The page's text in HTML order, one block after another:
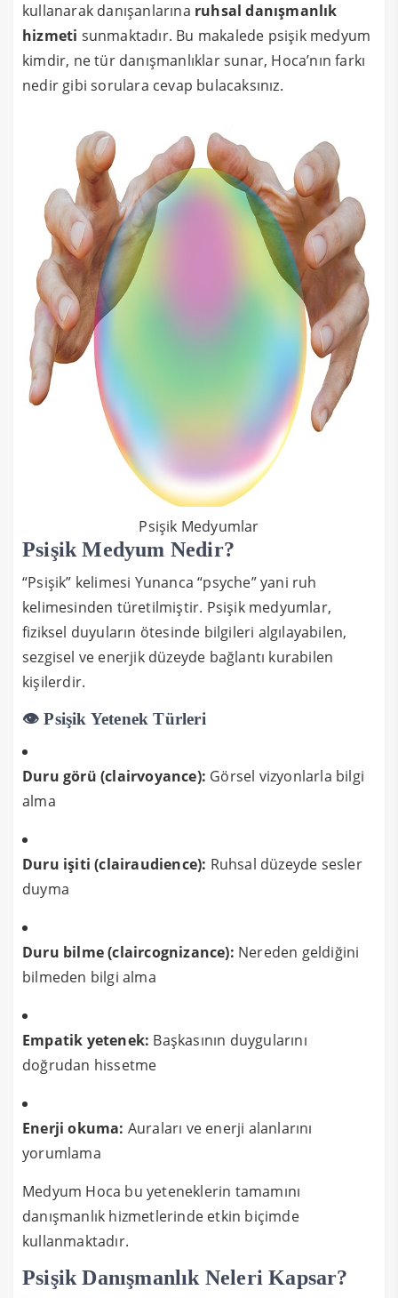
kullanarak danışanlarına ruhsal danışmanlık
hizmeti sunmaktadır. Bu makalede psişik medyum
kimdir, ne tür danışmanlıklar sunar, Hoca’nın farkı
nedir gibi sorulara cevap bulacaksınız.
Psişik Medyumlar
Psişik Medyum Nedir?
“Psişik” kelimesi Yunanca “psyche” yani ruh
kelimesinden türetilmiştir. Psişik medyumlar,
fiziksel duyuların ötesinde bilgileri algılayabilen,
sezgisel ve enerjik düzeyde bağlantı kurabilen
kişilerdir.
👁️ Psişik Yetenek Türleri
Duru görü (clairvoyance): Görsel vizyonlarla bilgi
alma
Duru işiti (clairaudience): Ruhsal düzeyde sesler
duyma
Duru bilme (claircognizance): Nereden geldiğini
bilmeden bilgi alma
Empatik yetenek: Başkasının duygularını
doğrudan hissetme
Enerji okuma: Auraları ve enerji alanlarını
yorumlama
Medyum Hoca bu yeteneklerin tamamını
danışmanlık hizmetlerinde etkin biçimde
kullanmaktadır.
Psişik Danışmanlık Neleri Kapsar?